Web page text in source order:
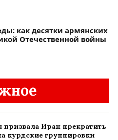
как десятки армянских
Отечественной войны
призвала Иран прекратить
курдские группировки